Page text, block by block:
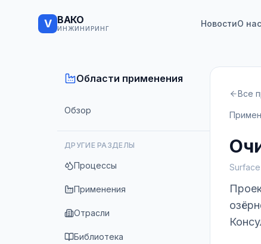
V ВАКО
ИНЖИНИРИНГ НовостиО нас
Области применения
Обзор
ДРУГИЕ РАЗДЕЛЫ
Процессы
Применения
Отрасли
Библиотека
Все